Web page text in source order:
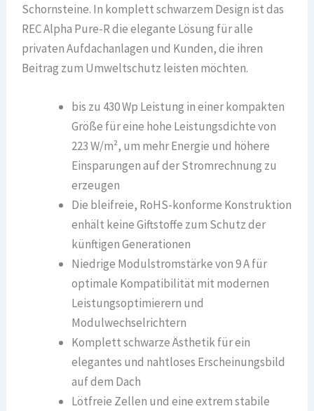
Schornsteine. In komplett schwarzem Design ist das
REC Alpha Pure-R die elegante Lösung für alle
privaten Aufdachanlagen und Kunden, die ihren
Beitrag zum Umweltschutz leisten möchten.
bis zu 430 Wp Leistung in einer kompakten
Größe für eine hohe Leistungsdichte von
223 W/m², um mehr Energie und höhere
Einsparungen auf der Stromrechnung zu
erzeugen
Die bleifreie, RoHS-konforme Konstruktion
enhält keine Giftstoffe zum Schutz der
künftigen Generationen
Niedrige Modulstromstärke von 9 A für
optimale Kompatibilität mit modernen
Leistungsoptimierern und
Modulwechselrichtern
Komplett schwarze Ästhetik für ein
elegantes und nahtloses Erscheinungsbild
auf dem Dach
Lötfreie Zellen und eine extrem stabile